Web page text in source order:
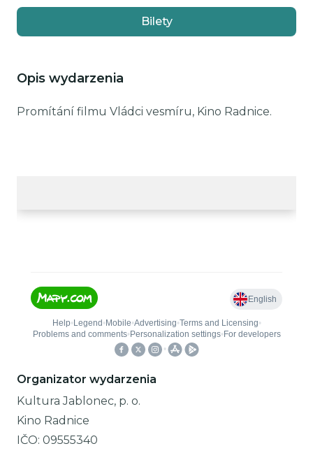
Bilety
Opis wydarzenia
Promítání filmu Vládci vesmíru, Kino Radnice.
Organizator wydarzenia
Kultura Jablonec, p. o.
Kino Radnice
IČO: 09555340